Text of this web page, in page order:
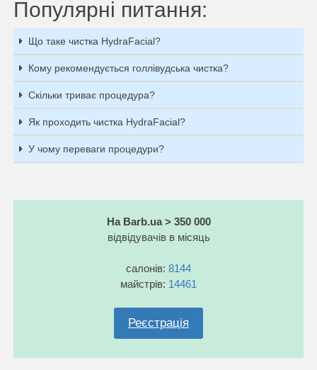
Популярні питання:
Що таке чистка HydraFacial?
Кому рекомендується голлівудська чистка?
Скільки триває процедура?
Як проходить чистка HydraFacial?
У чому переваги процедури?
На Barb.ua > 350 000
відвідувачів в місяць
салонів: 8144
майстрів: 14461
Реєстрація